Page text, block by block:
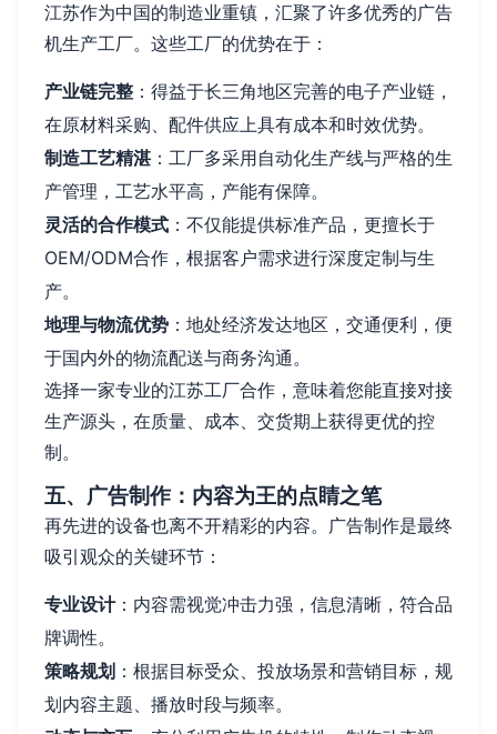
江苏作为中国的制造业重镇，汇聚了许多优秀的广告
机生产工厂。这些工厂的优势在于：
产业链完整 ：得益于长三角地区完善的电子产业链，
在原材料采购、配件供应上具有成本和时效优势。
制造工艺精湛：工厂多采用自动化生产线与严格的生
产管理，工艺水平高，产能有保障。
灵活的合作模式 ：不仅能提供标准产品，更擅长于
OEM/ODM合作，根据客户需求进行深度定制与生
产。
地理与物流优势 ：地处经济发达地区，交通便利，便
于国内外的物流配送与商务沟通。
选择一家专业的江苏工厂合作，意味着您能直接对接
生产源头，在质量、成本、交货期上获得更优的控
制。
五、广告制作：内容为王的点睛之笔
再先进的设备也离不开精彩的内容。广告制作是最终
吸引观众的关键环节：
专业设计：内容需视觉冲击力强，信息清晰，符合品
牌调性。
策略规划 ：根据目标受众、投放场景和营销目标，规
划内容主题、播放时段与频率。